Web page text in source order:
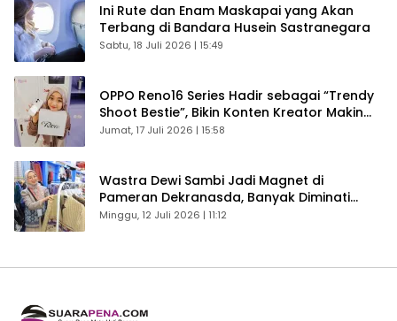
Ini Rute dan Enam Maskapai yang Akan
Terbang di Bandara Husein Sastranegara
Sabtu, 18 Juli 2026 | 15:49
OPPO Reno16 Series Hadir sebagai “Trendy
Shoot Bestie”, Bikin Konten Kreator Makin
Betah
Jumat, 17 Juli 2026 | 15:58
Wastra Dewi Sambi Jadi Magnet di
Pameran Dekranasda, Banyak Diminati
Pengunjung
Minggu, 12 Juli 2026 | 11:12